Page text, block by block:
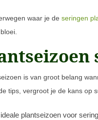
waar je de seringen
is van groot belang
tips, vergroot je de kans op
plantseizoen voor